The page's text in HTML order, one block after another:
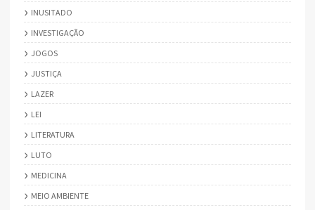
INUSITADO
INVESTIGAÇÃO
JOGOS
JUSTIÇA
LAZER
LEI
LITERATURA
LUTO
MEDICINA
MEIO AMBIENTE